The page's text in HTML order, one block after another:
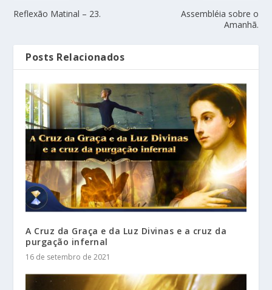
Reflexão Matinal – 23.
Assembléia sobre o
Amanhã.
Posts Relacionados
A Cruz da Graça e da Luz Divinas e a cruz da
purgação infernal
16 de setembro de 2021